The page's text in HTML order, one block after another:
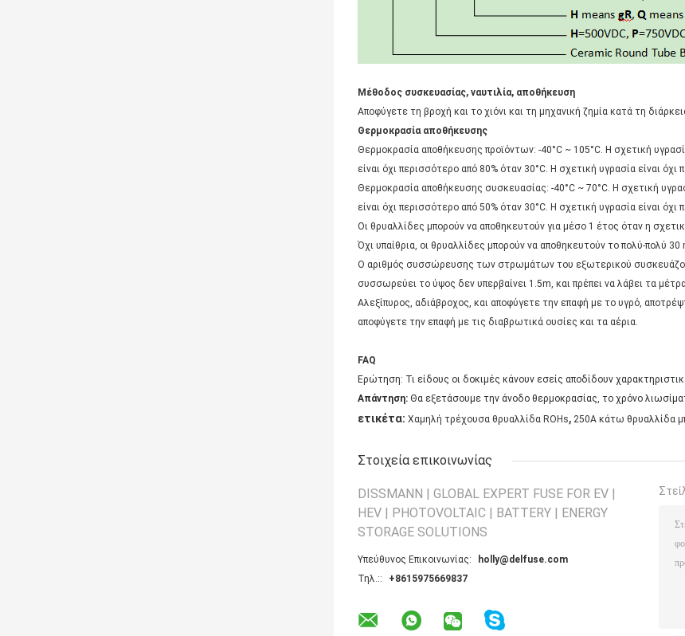
Μέθοδος συσκευασίας, ναυτιλία, αποθήκευση
Αποφύγετε τη βροχή και το χιόνι και τη μηχανική ζημία κατά τη
Θερμοκρασία αποθήκευσης
Θερμοκρασία αποθήκευσης προϊόντων: -40°C ~ 105°C. Η σχετική
είναι όχι περισσότερο από 80% όταν 30°C. Η σχετική υγρασία είναι
Θερμοκρασία αποθήκευσης συσκευασίας: -40°C ~ 70°C. Η σχετική
είναι όχι περισσότερο από 50% όταν 30°C. Η σχετική υγρασία είναι
Οι θρυαλλίδες μπορούν να αποθηκευτούν για μέσο 1 έτος όταν η
Όχι υπαίθρια, οι θρυαλλίδες μπορούν να αποθηκευτούν το πολύ-πολύ
Ο αριθμός συσσώρευσης των στρωμάτων του εξωτερικού
συσσωρεύει το ύψος δεν υπερβαίνει 1.5m, και πρέπει να λάβει τα
Αλεξίπυρος, αδιάβροχος, και αποφύγετε την επαφή με το υγρό,
αποφύγετε την επαφή με τις διαβρωτικά ουσίες και τα αέρια.
FAQ
Ερώτηση: Τι είδους οι δοκιμές κάνουν εσείς αποδίδουν
Απάντηση: Θα εξετάσουμε την άνοδο θερμοκρασίας, το χρόνο
ετικέτα: Χαμηλή τρέχουσα θρυαλλίδα ROHs, 250A κάτω θρυαλλίδα
Στοιχεία επικοινωνίας
DISSMANN | GLOBAL EXPERT FUSE FOR EV |
HEV | PHOTOVOLTAIC | BATTERY | ENERGY
STORAGE SOLUTIONS
Υπεύθυνος Επικοινωνίας:
holly@delfuse.com
Τηλ.::
+8615975669837